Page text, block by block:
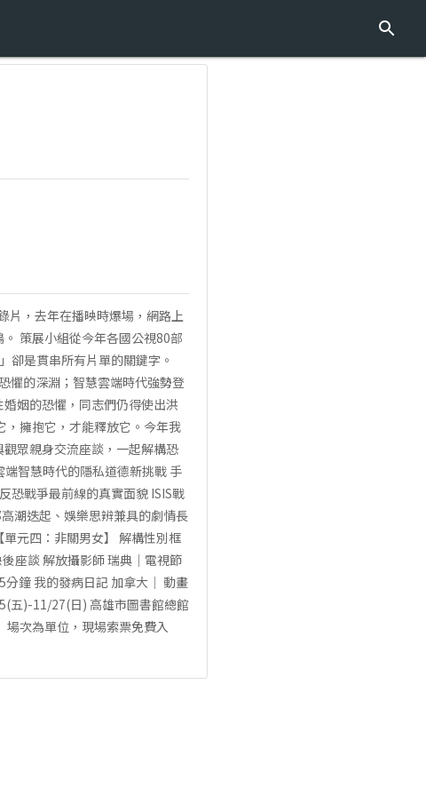
片，去年在播映時爆場，網路上
策展小組從今年各國公視80部
卻是貫串所有片單的關鍵字。
懼的深淵；智慧雲端時代強勢登
姻的恐懼，同志們仍得使出洪
，擁抱它，才能釋放它。今年我
眾親身交流座談，一起解構恐
智慧時代的隱私道德新挑戰 手
戰爭最前線的真實面貌 ISIS戰
潮迭起、娛樂思辨兼具的劇情長
元四：非關男女】 解構性別框
座談 解放攝影師 瑞典│電視節
鐘 我的發病日記 加拿大│ 動畫
五)-11/27(日) 高雄市圖書館總館
次為單位，現場索票免費入